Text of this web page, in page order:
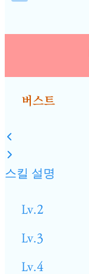
버스트
스킬 설명
Lv.2
Lv.3
Lv.4